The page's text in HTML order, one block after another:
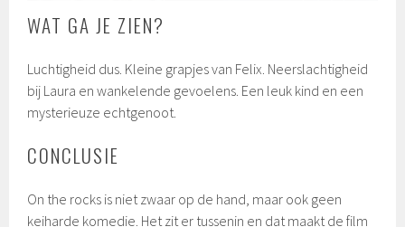
WAT GA JE ZIEN?
Luchtigheid dus. Kleine grapjes van Felix. Neerslachtigheid
bij Laura en wankelende gevoelens. Een leuk kind en een
mysterieuze echtgenoot.
CONCLUSIE
On the rocks is niet zwaar op de hand, maar ook geen
keiharde komedie. Het zit er tussenin en dat maakt de film